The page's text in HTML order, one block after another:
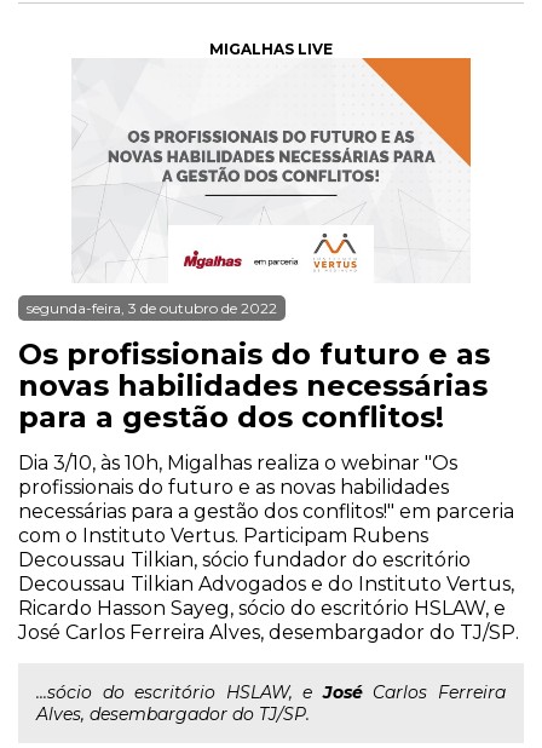
MIGALHAS LIVE
segunda-feira, 3 de outubro de 2022
Os profissionais do futuro e as
novas habilidades necessárias
para a gestão dos conflitos!
Dia 3/10, às 10h, Migalhas realiza o webinar "Os
profissionais do futuro e as novas habilidades
necessárias para a gestão dos conflitos!" em parceria
com o Instituto Vertus. Participam Rubens
Decoussau Tilkian, sócio fundador do escritório
Decoussau Tilkian Advogados e do Instituto Vertus,
Ricardo Hasson Sayeg, sócio do escritório HSLAW, e
José Carlos Ferreira Alves, desembargador do TJ/SP.
...sócio do escritório HSLAW, eJoséCarlos Ferreira
Alves, desembargador do TJ/SP.